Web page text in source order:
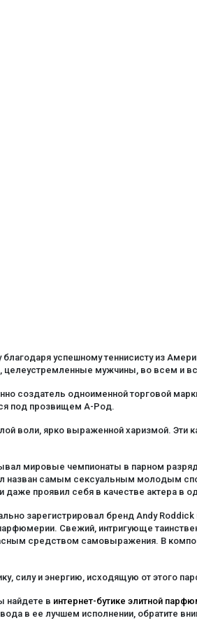
успешному теннисисту из
мужчины, во всем и
создатель одноименной торговой
под прозвищем А-Род.
воли, ярко выраженной харизмой. Эти
мировые чемпионаты в парном
назван самым сексуальным молодым
даже проявил себя в качестве актера в
зарегистрировал бренд Andy
Свежий, интригующе
средством самовыражения. В
силу и энергию, исходящую от этого
найдете в интернет-бутике элитной
в ее лучшем исполнении, обратите